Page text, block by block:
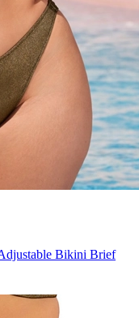
Bikini Brief